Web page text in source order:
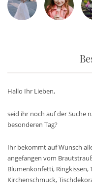
Hallo Ihr Lieben,
seid ihr noch auf der Suche
besonderen Tag?
Ihr bekommt auf Wunsch
angefangen vom
Blumenkonfetti,
Kirchenschmuck,